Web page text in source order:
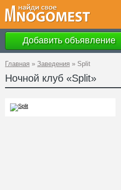
Добавить объявление
Главная » Заведения » Split
Ночной клуб «Split»